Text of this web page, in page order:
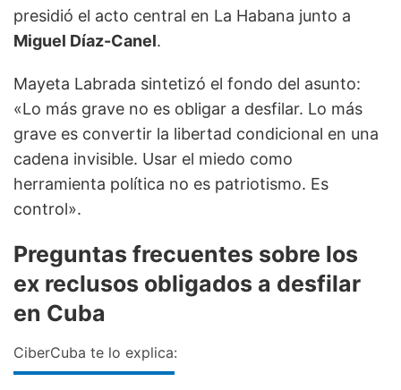
presidió el acto central en La Habana junto a
Miguel Díaz-Canel.
Mayeta Labrada sintetizó el fondo del asunto:
«Lo más grave no es obligar a desfilar. Lo más
grave es convertir la libertad condicional en una
cadena invisible. Usar el miedo como
herramienta política no es patriotismo. Es
control».
Preguntas frecuentes sobre los
ex reclusos obligados a desfilar
en Cuba
CiberCuba te lo explica: